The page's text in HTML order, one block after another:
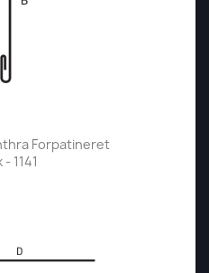
Forpatineret
- 1141